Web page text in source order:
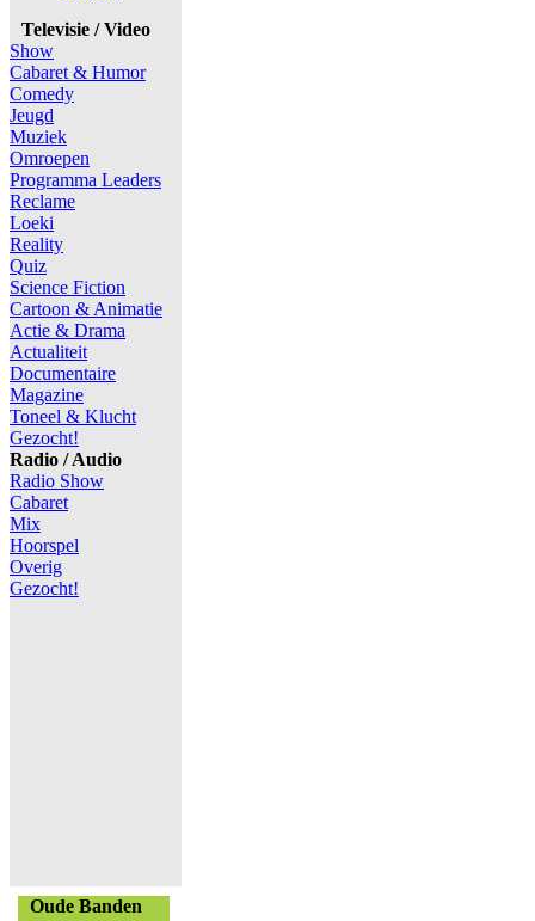
Televisie / Video
Show
Cabaret & Humor
Comedy
Jeugd
Muziek
Omroepen
Programma Leaders
Reclame
Loeki
Reality
Quiz
Science Fiction
Cartoon & Animatie
Actie & Drama
Actualiteit
Documentaire
Magazine
Toneel & Klucht
Gezocht!
Radio / Audio
Radio Show
Cabaret
Mix
Hoorspel
Overig
Gezocht!
Oude Banden